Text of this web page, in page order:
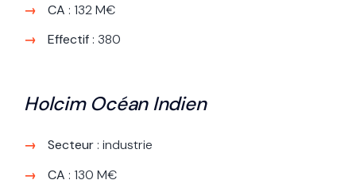
CA : 132 M€
Effectif : 380
Holcim Océan Indien
Secteur : industrie
CA : 130 M€